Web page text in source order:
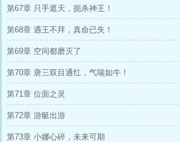
第67章 只手遮天，扼杀神王！
第68章 遇王不拜，真命已失！
第69章 空间都磨灭了
第70章 唐三双目通红，气喘如牛！
第71章 位面之灵
第72章 游艇出游
第73章 小娜心碎，未来可期